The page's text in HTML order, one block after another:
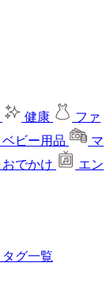
健康
ファ
ベビー用品
マ
おでかけ
エン
タグ一覧